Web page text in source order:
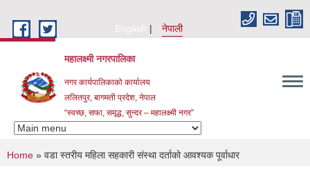
English
नेपाली
महालक्ष्मी नगरपालिका
नगर कार्यपालिकाको कार्यालय
ललितपुर, बागमती प्रदेश, नेपाल
“स्वच्छ, सफा, समृद्ध, सुन्दर – महालक्ष्मी नगर”
You are here
Home » वडा स्तरीय महिला सहकारी संस्था दर्ताको आवश्यक पूर्वाधार